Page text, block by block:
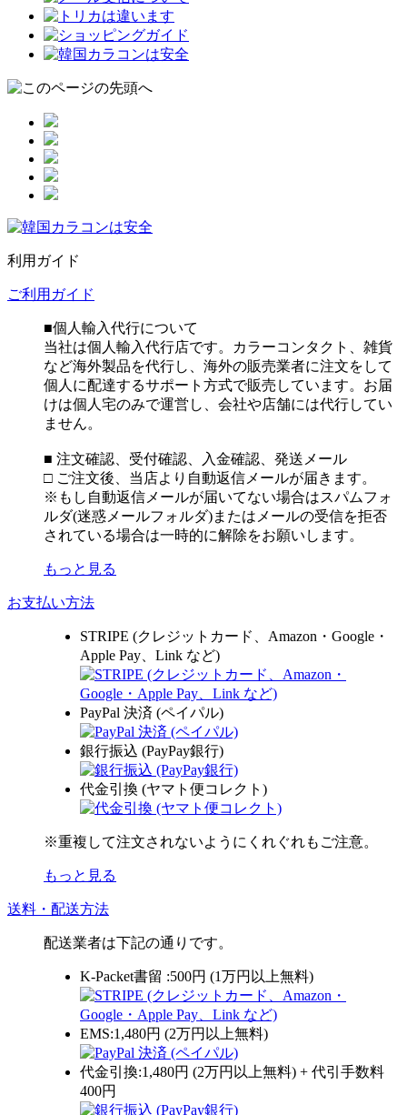
利用ガイド
ご利用ガイド
■個人輸入代行について
当社は個人輸入代行店です。カラーコンタクト、雑貨
など海外製品を代行し、海外の販売業者に注文をして
個人に配達するサポート方式で販売しています。お届
けは個人宅のみで運営し、会社や店舗には代行してい
ません。
■ 注文確認、受付確認、入金確認、発送メール
□ ご注文後、当店より自動返信メールが届きます。
※もし自動返信メールが届いてない場合はスパムフォ
ルダ(迷惑メールフォルダ)またはメールの受信を拒否
されている場合は一時的に解除をお願いします。
もっと見る
お支払い方法
STRIPE (クレジットカード、Amazon・Google・
Apple Pay、Link など)
PayPal 決済 (ペイパル)
銀行振込 (PayPay銀行)
代金引換 (ヤマト便コレクト)
※重複して注文されないようにくれぐれもご注意。
もっと見る
送料・配送方法
配送業者は下記の通りです。
K-Packet書留 :500円 (1万円以上無料)
EMS:1,480円 (2万円以上無料)
代金引換:1,480円 (2万円以上無料) + 代引手数料
400円